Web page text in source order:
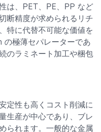
は、PET、PE、PP など
断精度が求められるリチ
特に代替不可能な価値を
極薄セパレーターであ
のラミネート加工や梱包
定性も高くコスト削減に
生産が中心であり、ブレ
られます。一般的な金属